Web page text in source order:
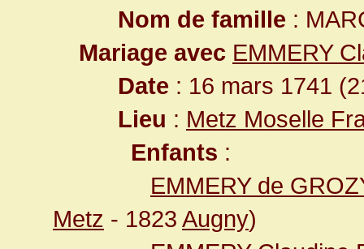
Nom de famille :
Mariage avec EMMERY
Date : 16 mars 1741
Lieu : Metz Moselle
Enfants :
EMMERY de
Metz - 1823 Augny)